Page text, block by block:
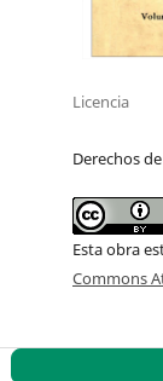
Licencia
Derechos
Esta obra
Commons